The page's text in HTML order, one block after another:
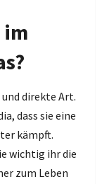
direkte Art.
dass sie eine
kämpft.
wichtig ihr die
zum Leben